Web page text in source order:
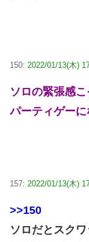
150: 2022/01/13(木)
ソロの緊張感
パーティゲー
157: 2022/01/13(木)
>>150
ソロだとスク